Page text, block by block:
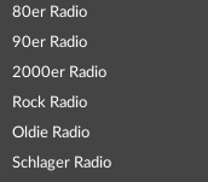
80er Radio
90er Radio
2000er Radio
Rock Radio
Oldie Radio
Schlager Radio